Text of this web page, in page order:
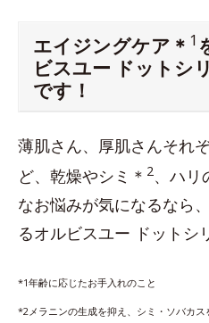
エイジングケア＊ 1
ビスユー ドットシ
です！
薄肌さん、厚肌さんそれ
ど、乾燥やシミ＊ 2、ハリ
なお悩みが気になるなら
るオルビスユー ドットシ
*1年齢に応じたお手入れのこと
*2メラニンの生成を抑え、シミ・ソバカス